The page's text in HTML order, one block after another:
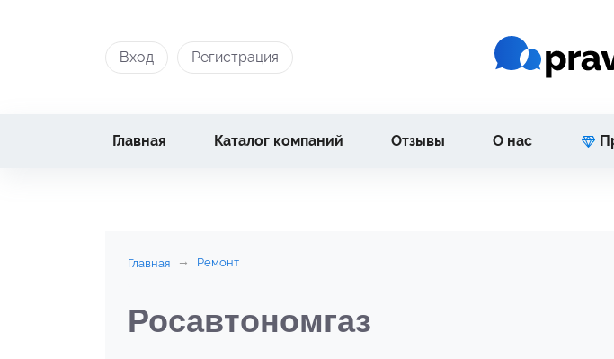
Вход Регистрация
Главная Каталог компаний Отзывы О нас
Главная Ремонт
Росавтономгаз